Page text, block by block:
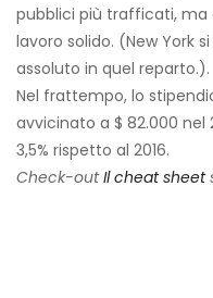
pubblici più trafficati,
lavoro solido. (New York
assoluto in quel reparto.).
Nel frattempo, lo
avvicinato a $ 82.000 nel
3,5% rispetto al 2016.
Check-outIl cheat sheet